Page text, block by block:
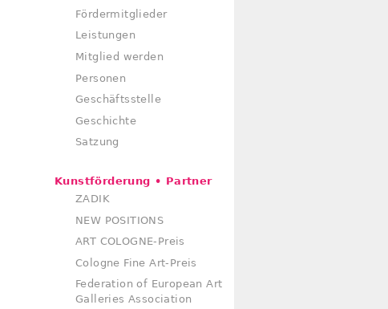
Fördermitglieder
Leistungen
Mitglied werden
Personen
Geschäftsstelle
Geschichte
Satzung
Kunstförderung • Partner
ZADIK
NEW POSITIONS
ART COLOGNE-Preis
Cologne Fine Art-Preis
Federation of European Art
Galleries Association